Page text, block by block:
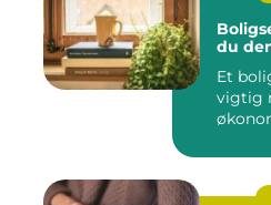
du
Et
vigtig